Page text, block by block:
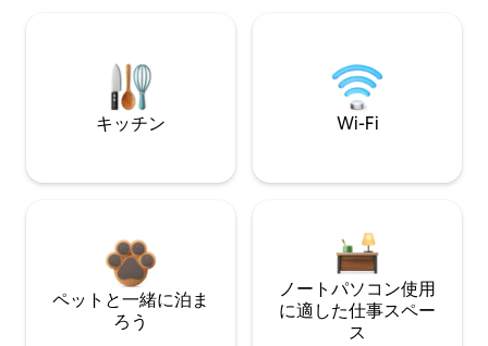
キッチン Wi-Fi
ペットと一緒に泊ま
ろう
ノートパソコン使用
に適した仕事スペー
ス